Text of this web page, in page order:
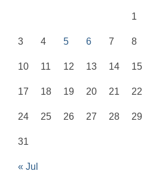
« Jul
1
3 4 5 6 7 8
10 11 12 13 14 15
17 18 19 20 21 22
24 25 26 27 28 29
31